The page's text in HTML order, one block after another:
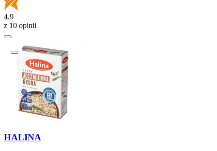
4.9
z 10 opinii
HALINA